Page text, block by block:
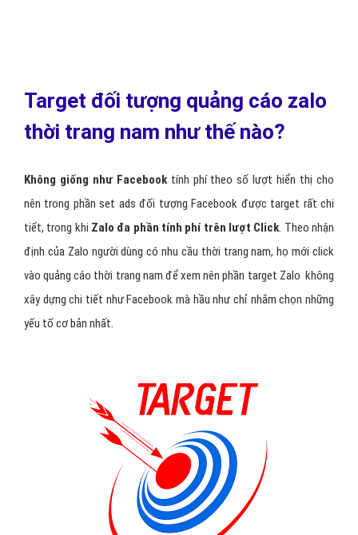
Target đối tượng quảng cáo zalo
thời trang nam như thế nào?
Không giống như Facebook tính phí theo số lượt hiển thị cho
nên trong phần set ads đối tượng Facebook được target rất chi
tiết, trong khi Zalo đa phần tính phí trên lượt Click . Theo nhận
định của Zalo người dùng có nhu cầu thời trang nam, họ mới click
vào quảng cáo thời trang nam để xem nên phần target Zalo không
xây dựng chi tiết như Facebook mà hầu như chỉ nhắm chọn những
yếu tố cơ bản nhất.